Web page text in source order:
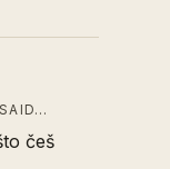
SAID…
češ